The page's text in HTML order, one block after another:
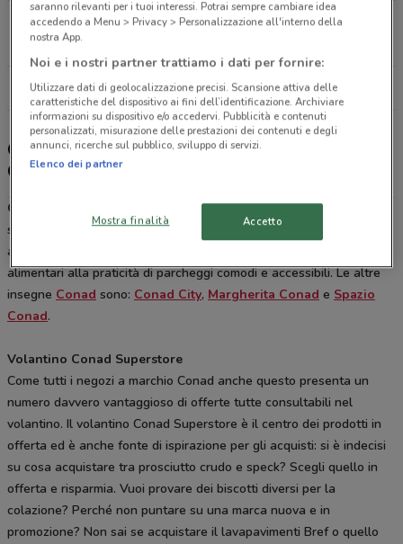
Via Budapest Sassari
25.8 km
Tutti i negozi Conad Superstore
Conad Superstore - volantino, offerte e carta
Conad
Conad Superstore
è la catena del gruppo Conad dedicata ai
supermercati di grandi dimensioni che punta ad un grande
assortimento di prodotti dedicati all’alimentazione e beni non
alimentari alla praticità di parcheggi comodi e accessibili. Le altre
insegne Conad sono: Conad City, Margherita Conad e Spazio
Conad.
Volantino Conad Superstore
Come tutti i negozi a marchio Conad anche questo presenta un
numero davvero vantaggioso di offerte tutte consultabili nel
volantino. Il volantino Conad Superstore è il centro dei prodotti in
offerta ed è anche fonte di ispirazione per gli acquisti: si è indecisi
su cosa acquistare tra prosciutto crudo e speck? Scegli quello in
offerta e risparmia. Vuoi provare dei biscotti diversi per la
colazione? Perché non puntare su una marca nuova e in
promozione? Non sai se acquistare il lavapavimenti Bref o quello
saranno rilevanti per i tuoi interessi. Potrai sempre cambiare idea
accedendo a Menu > Privacy > Personalizzazione all'interno della
nostra App.
Noi e i nostri partner trattiamo i dati per fornire:
Utilizzare dati di geolocalizzazione precisi. Scansione attiva delle
caratteristiche del dispositivo ai fini dell’identificazione. Archiviare
informazioni su dispositivo e/o accedervi. Pubblicità e contenuti
personalizzati, misurazione delle prestazioni dei contenuti e degli
annunci, ricerche sul pubblico, sviluppo di servizi.
Elenco dei partner
Mostra finalità Accetto